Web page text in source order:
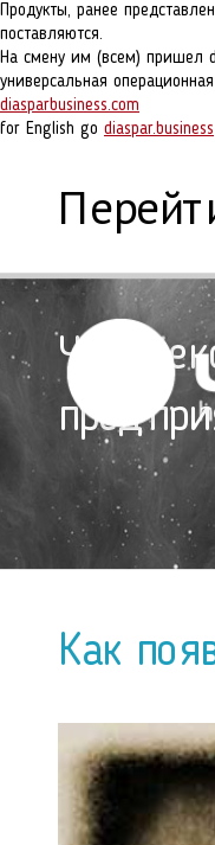
Продукты, ранее
поставляются.
На смену им (всем) пришел
универсальная
diasparbusiness.com
for English go diaspar.business
Как